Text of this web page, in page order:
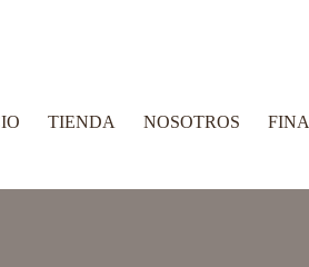
TIENDA NOSOTROS